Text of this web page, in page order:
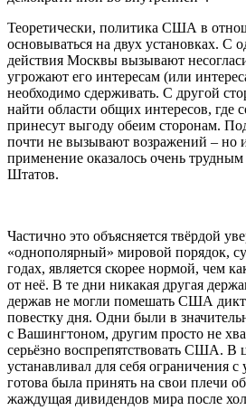
Теоретически, политика США в
основываться на двух установках. С
действия Москвы вызывают
угрожают его интересам (или
необходимо сдерживать. С другой
найти области общих интересов, где
принесут выгоду обеим сторонам.
почти не вызывают возражений – но
применение оказалось очень
Штатов.
Частично это объясняется твёрдой
«однополярный» мировой порядок,
годах, является скорее нормой, чем
от неё. В те дни никакая другая
держав не могли помешать США
повестку дня. Одни были в
с Вашингтоном, другим просто не
серьёзно воспрепятствовать США. В
устанавливал для себя ограничения с
готова была принять на свои плечи
жаждущая дивидендов мира после